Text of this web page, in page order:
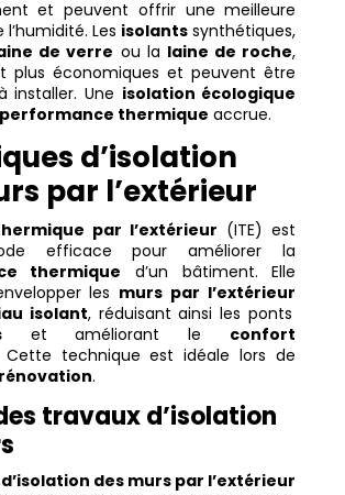
et peuvent offrir une meilleure
Les isolants synthétiques,
de verre ou la laine de roche,
plus économiques et peuvent être
installer. Une isolation écologique
performance thermique accrue.
d’isolation
par l’extérieur
par l’extérieur (ITE) est
efficace pour améliorer la
thermique d’un bâtiment. Elle
les murs par l’extérieur
isolant, réduisant ainsi les ponts
et améliorant le confort
Cette technique est idéale lors de
.
travaux d’isolation
des murs par l’extérieur